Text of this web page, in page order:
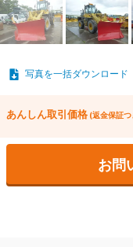
写真を一括ダウンロード
あんしん取引価格 (返金保証つ
お問